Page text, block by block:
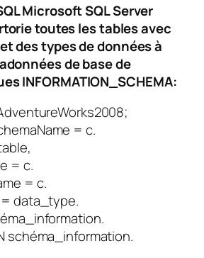
Microsoft SQL Server
toutes les tables avec
des types de données à
de base de
INFORMATION_SCHEMA:
= c.
= c.
= c.
data_type.
schéma_information.